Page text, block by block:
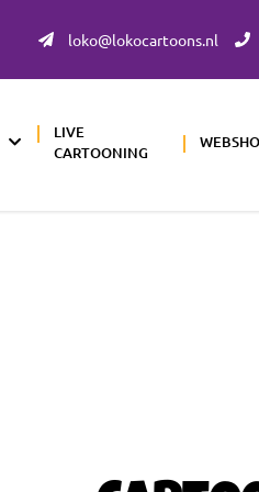
loko@lokocartoons.nl
LIVE
CARTOONING